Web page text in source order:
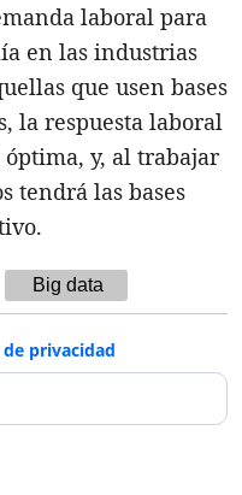
laboral para
en las industrias
que usen bases
la respuesta laboral
y, al trabajar
tendrá las bases
Big data
privacidad